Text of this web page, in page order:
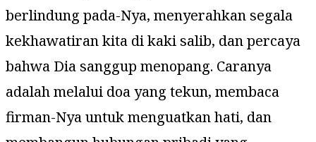
berlindung pada-Nya, menyerahkan segala
kekhawatiran kita di kaki salib, dan percaya
bahwa Dia sanggup menopang. Caranya
adalah melalui doa yang tekun, membaca
firman-Nya untuk menguatkan hati, dan